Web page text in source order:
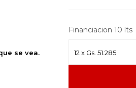
se vea.
Financiacion 10 lts